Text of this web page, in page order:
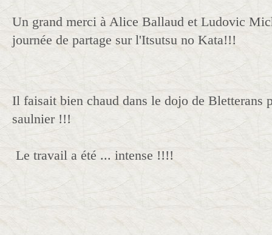
Un grand merci à Alice Ballaud et Ludovic
journée de partage sur l'Itsutsu no Kata!!!
Il faisait bien chaud dans le dojo de Bletterans
saulnier !!!
Le travail a été ... intense !!!!